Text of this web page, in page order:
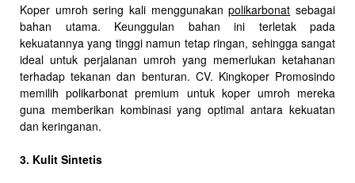
Koper umroh sering kali menggunakanpolikarbonat sebagai
bahan utama. Keunggulan bahan ini terletak pada
kekuatannya yang tinggi namun tetap ringan, sehingga sangat
ideal untuk perjalanan umroh yang memerlukan ketahanan
terhadap tekanan dan benturan. CV. Kingkoper Promosindo
memilih polikarbonat premium untuk koper umroh mereka
guna memberikan kombinasi yang optimal antara kekuatan
dan keringanan.
3. Kulit Sintetis